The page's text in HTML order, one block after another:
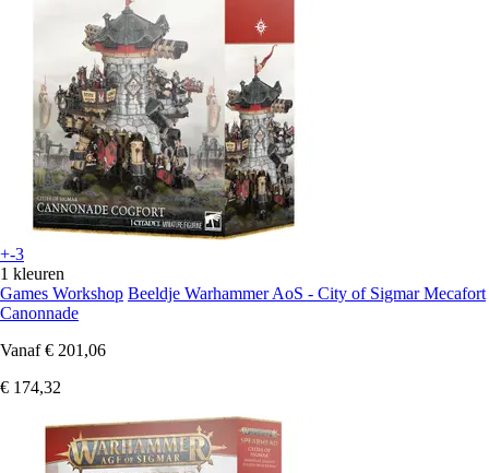
+-3
1 kleuren
Games Workshop Beeldje Warhammer AoS - City of Sigmar Mecafort
Canonnade
Vanaf € 201,06
€ 174,32